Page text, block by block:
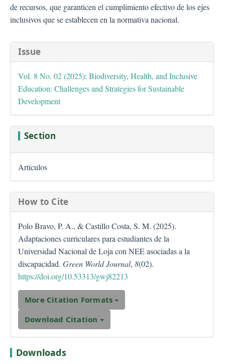
de recursos, que garanticen el cumplimiento efectivo de los ejes
inclusivos que se establecen en la normativa nacional.
Issue
Vol. 8 No. 02 (2025): Biodiversity, Health, and Inclusive
Education: Challenges and Strategies for Sustainable
Development
Section
Artículos
How to Cite
Polo Bravo, P. A., & Castillo Costa, S. M. (2025).
Adaptaciones curriculares para estudiantes de la
Universidad Nacional de Loja con NEE asociadas a la
discapacidad. Green World Journal, 8(02).
https://doi.org/10.53313/gwj82213
More Citation Formats
Download Citation
Downloads